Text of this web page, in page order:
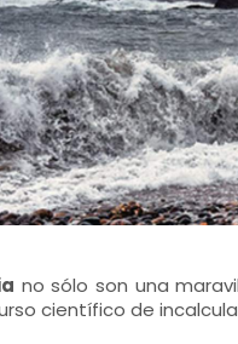
no sólo son una
científico de